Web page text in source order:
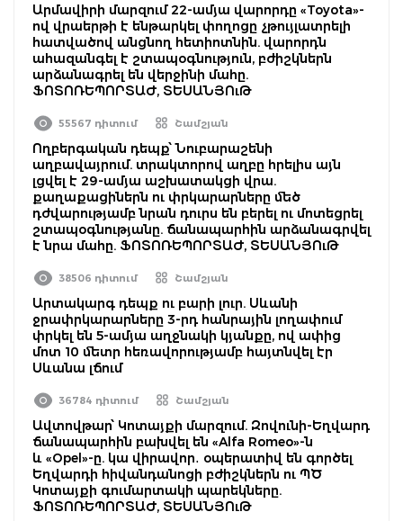
Արմավիրի մարզում 22-ամյա վարորդը «Toyota»-
ով վրաերթի է ենթարկել փողոցը չթույլատրելի
հատվածով անցնող հետիոտնին. վարորդն
ահազանգել է շտապօգնություն, բժիշկներն
արձանագրել են վերջինի մահը.
ՖՈՏՈՌԵՊՈՐՏԱԺ, ՏԵՍԱՆՅՈւԹ
55567 դիտում Շամշյան
Ողբերգական դեպք՝ Նուբարաշենի
աղբավայրում. տրակտորով աղբը հրելիս այն
լցվել է 29-ամյա աշխատակցի վրա.
քաղաքացիներն ու փրկարարները մեծ
դժվարությամբ նրան դուրս են բերել ու մոտեցրել
շտապօգնությանը. ճանապարհին արձանագրվել
է նրա մահը. ՖՈՏՈՌԵՊՈՐՏԱԺ, ՏԵՍԱՆՅՈւԹ
38506 դիտում Շամշյան
Արտակարգ դեպք ու բարի լուր. Սևանի
ջրափրկարարները 3-րդ հանրային լողափում
փրկել են 5-ամյա աղջնակի կյանքը, ով ափից
մոտ 10 մետր հեռավորությամբ հայտնվել էր
Սևանա լճում
36784 դիտում Շամշյան
Ավտովթար՝ Կոտայքի մարզում. Զովունի-Եղվարդ
ճանապարհին բախվել են «Alfa Romeo»-ն
և «Opel»-ը. կա վիրավոր․ օպերատիվ են գործել
Եղվարդի հիվանդանոցի բժիշկներն ու ՊԾ
Կոտայքի գումարտակի պարեկները.
ՖՈՏՈՌԵՊՈՐՏԱԺ, ՏԵՍԱՆՅՈւԹ